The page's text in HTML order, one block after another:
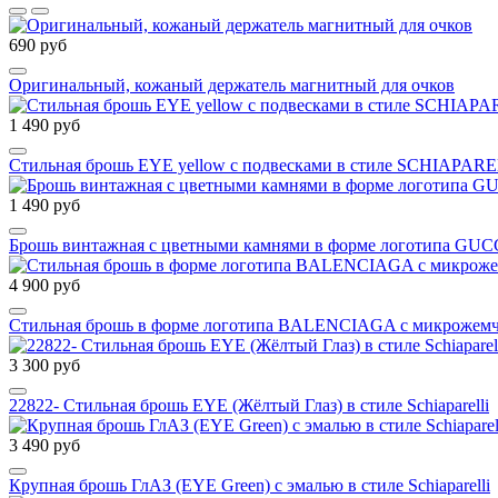
690 руб
Оригинальный, кожаный держатель магнитный для очков
1 490 руб
Стильная брошь EYE yellow с подвесками в стиле
1 490 руб
Брошь винтажная с цветными камнями в форме логотипа
4 900 руб
Стильная брошь в форме логотипа BALENCIAGA с
3 300 руб
22822- Стильная брошь EYE (Жёлтый Глаз) в стиле Schiaparelli
3 490 руб
Крупная брошь ГлАЗ (EYE Green) с эмалью в стиле Schiaparelli